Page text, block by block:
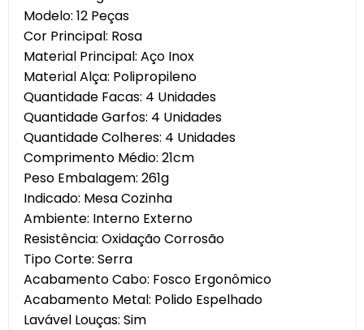
Modelo: 12 Peças
Cor Principal: Rosa
Material Principal: Aço Inox
Material Alça: Polipropileno
Quantidade Facas: 4 Unidades
Quantidade Garfos: 4 Unidades
Quantidade Colheres: 4 Unidades
Comprimento Médio: 21cm
Peso Embalagem: 261g
Indicado: Mesa Cozinha
Ambiente: Interno Externo
Resistência: Oxidação Corrosão
Tipo Corte: Serra
Acabamento Cabo: Fosco Ergonômico
Acabamento Metal: Polido Espelhado
Lavável Louças: Sim